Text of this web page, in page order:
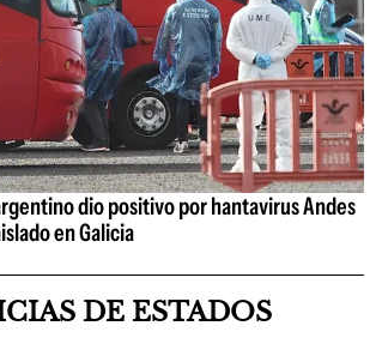
dio positivo por hantavirus Andes
en Galicia
DE ESTADOS